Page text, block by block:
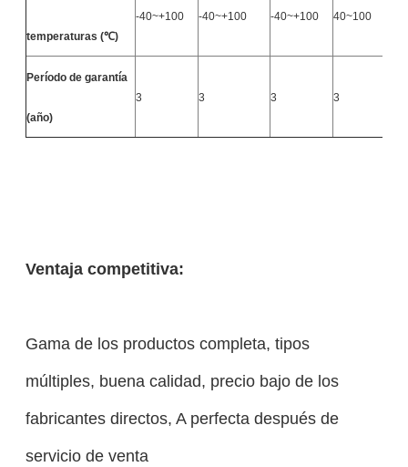
temperaturas (℃)
-40~+100 -40~+100 -40~+100 40~100
Período de garantía
(año)
3 3 3 3
Ventaja competitiva:
Gama de los productos completa, tipos
múltiples, buena calidad, precio bajo de los
fabricantes directos, A perfecta después de
servicio de venta